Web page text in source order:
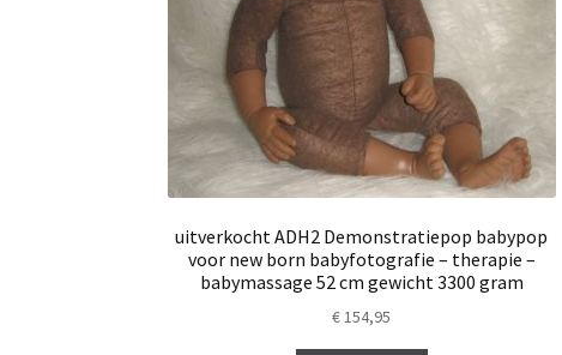
uitverkocht ADH2 Demonstratiepop babypop
voor new born babyfotografie – therapie –
babymassage 52 cm gewicht 3300 gram
€154,95